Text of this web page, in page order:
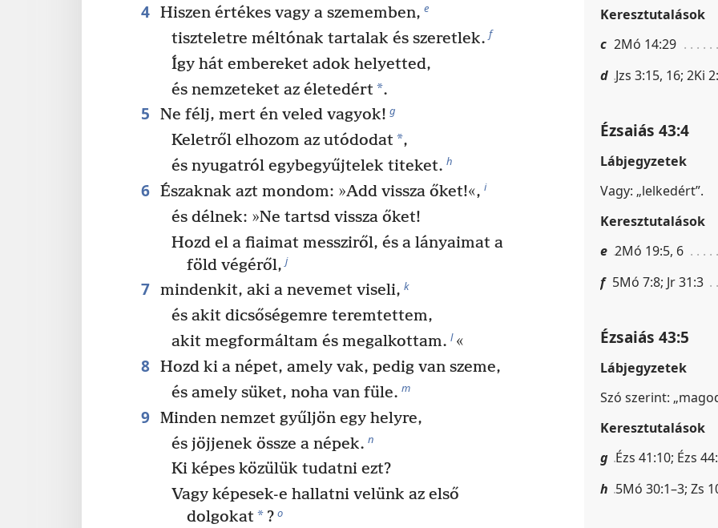
4 Hiszen értékes vagy a szememben, e
tiszteletre méltónak tartalak és szeretlek. f
Így hát embereket adok helyetted,
és nemzeteket az életedért*.
5 Ne félj, mert én veled vagyok! g
Keletről elhozom az utódodat*,
és nyugatról egybegyűjtelek titeket. h
6 Északnak azt mondom: »Add vissza őket!«, i
és délnek: »Ne tartsd vissza őket!
Hozd el a fiaimat messziről, és a lányaimat a
föld végéről, j
7 mindenkit, aki a nevemet viseli, k
és akit dicsőségemre teremtettem,
akit megformáltam és megalkottam. l «
8 Hozd ki a népet, amely vak, pedig van szeme,
és amely süket, noha van füle. m
9 Minden nemzet gyűljön egy helyre,
és jöjjenek össze a népek. n
Ki képes közülük tudatni ezt?
Vagy képesek-e hallatni velünk az első
dolgokat* ? o
Keresztutalások
c 2Mó 14:29
d Jzs 3:15, 16; 2Ki
Ézsaiás 43:4
Lábjegyzetek
Vagy: „lelkedért”.
Keresztutalások
e 2Mó 19:5, 6
f 5Mó 7:8; Jr 31:3
Ézsaiás 43:5
Lábjegyzetek
Szó szerint:
Keresztutalások
g Ézs 41:10; Ézs
h 5Mó 30:1–3; Zs